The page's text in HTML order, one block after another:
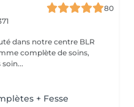
80
dans notre centre BLR
complète de soins,
+ Fesse